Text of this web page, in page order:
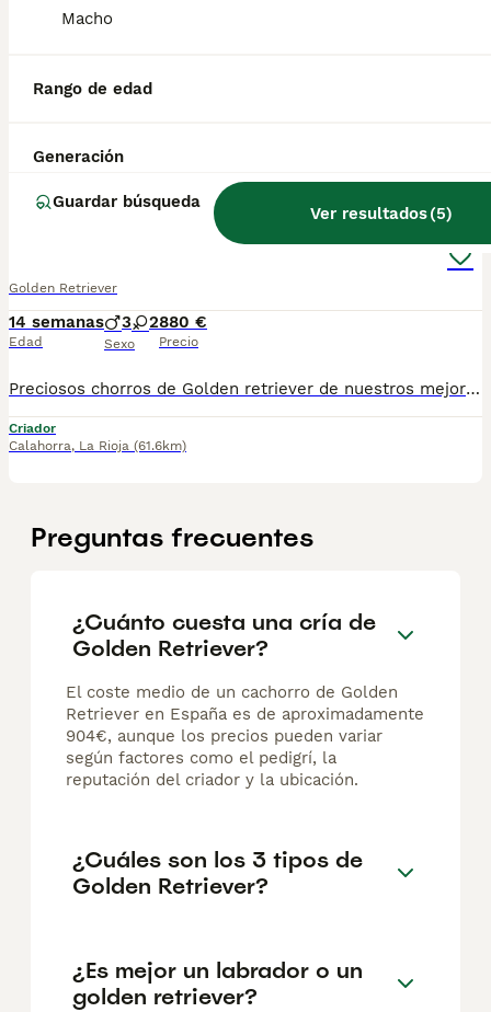
Macho
Rango de edad
Generación
Guardar búsqueda
Ver resultados(5)
2 2
Zaragoza
7
Golden Retriever
14 semanas
Edad
3 2
Sexo
880 €
Precio
Preciosos chorros de Golden retriever de nuestros mejores padres creado un ambiente familiar. Una verdadera monada de buena morfología madre y padre genética todos nuestros cachorros se entregan en mano en cualquier parte de España. Llámame si compromiso. Podrías venir a visitarnos sin ningún problema y el entorno donde se cría 747479229
Criador
Calahorra, La Rioja (61.6km)
Preguntas frecuentes
¿Cuánto cuesta una cría de
Golden Retriever?
El coste medio de un cachorro de Golden
Retriever en España es de aproximadamente
904€, aunque los precios pueden variar
según factores como el pedigrí, la
reputación del criador y la ubicación.
¿Cuáles son los 3 tipos de
Golden Retriever?
¿Es mejor un labrador o un
golden retriever?